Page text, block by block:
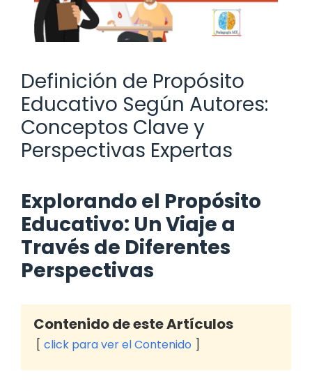
Definición de Propósito
Educativo Según Autores:
Conceptos Clave y
Perspectivas Expertas
Explorando el Propósito
Educativo: Un Viaje a
Través de Diferentes
Perspectivas
Contenido de este Artículos
click para ver el Contenido